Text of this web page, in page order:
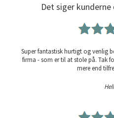
Det siger
Super fantastisk hurtigt og venlig
firma - som er til at stole på. Tak
mere end